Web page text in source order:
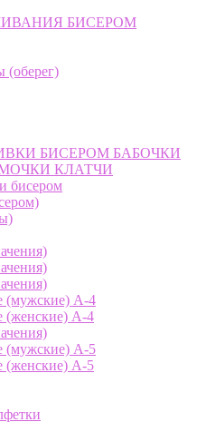
БИСЕРОМ
(оберег)
БИСЕРОМ БАБОЧКИ
КЛАТЧИ
бисером
(мужские) А-4
(женские) А-4
(мужские) А-5
(женские) А-5